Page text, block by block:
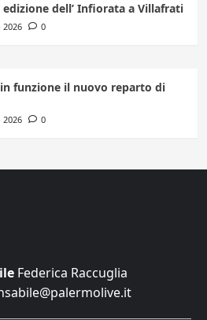
dell’ Infiorata a Villafrati
0
funzione il nuovo reparto di
0
Federica Raccuglia